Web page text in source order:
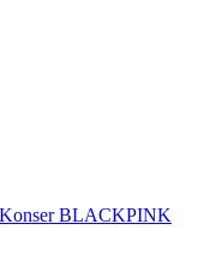
Konser BLACKPINK